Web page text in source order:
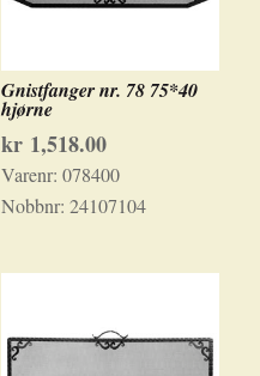
Gnistfanger nr. 78 75*40
hjørne
kr1,518.00
Varenr: 078400
Nobbnr: 24107104